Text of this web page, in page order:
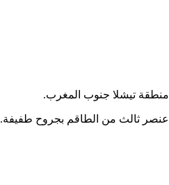
تيشلا جنوب المغرب.
ثالث من الطاقم بجروح طفيفة.